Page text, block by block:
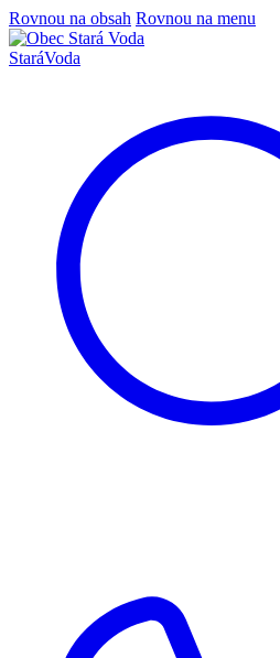
Rovnou na obsah Rovnou na menu
StaráVoda